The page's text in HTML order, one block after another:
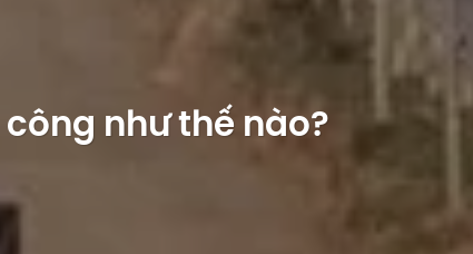
như thế nào?